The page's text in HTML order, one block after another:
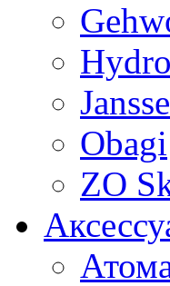
Obagi
ZO